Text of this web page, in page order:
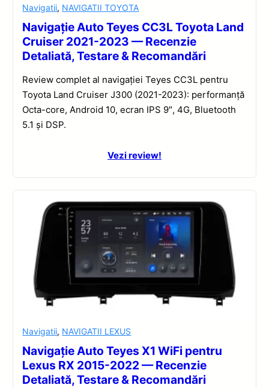
Navigatii, NAVIGATII TOYOTA
Navigație Auto Teyes CC3L Toyota Land
Cruiser 2021-2023 — Recenzie
Detaliată, Testare & Recomandări
Review complet al navigației Teyes CC3L pentru
Toyota Land Cruiser J300 (2021-2023): performanță
Octa-core, Android 10, ecran IPS 9″, 4G, Bluetooth
5.1 și DSP.
Vezi review!
Navigatii, NAVIGATII LEXUS
Navigație Auto Teyes X1 WiFi pentru
Lexus RX 2015-2022 — Recenzie
Detaliată, Testare & Recomandări